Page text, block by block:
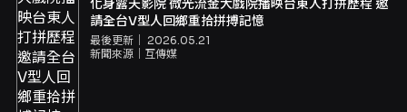
化身露天影院 微光流金大戲院播映台東人打拼歷程 邀
請全台V型人回鄉重拾拼搏記憶
最後更新｜ 2026.05.21
新聞來源｜ 互傳媒